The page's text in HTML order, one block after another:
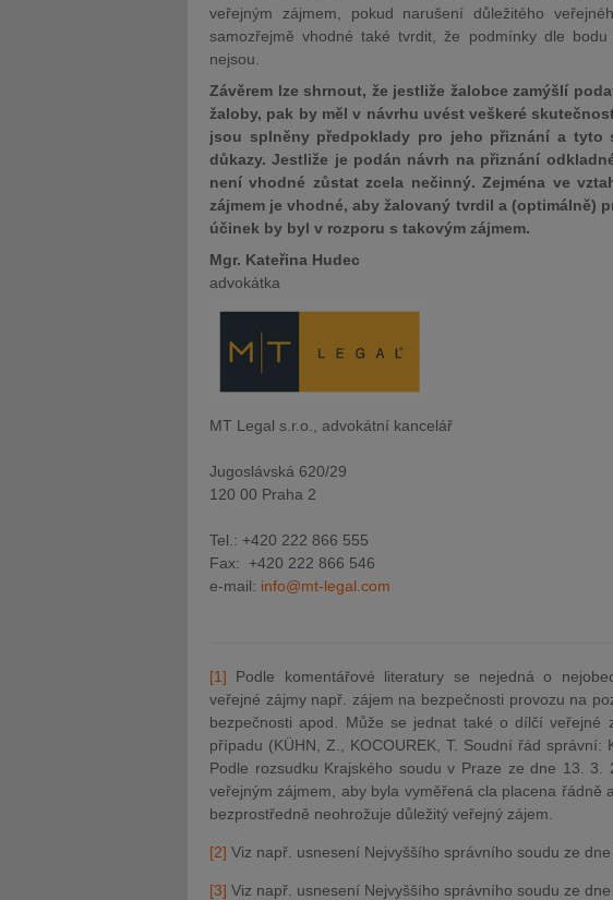
veřejným zájmem, pokud narušení důležitého
samozřejmě vhodné také tvrdit, že podmínky dle
nejsou.
Závěrem lze shrnout, že jestliže žalobce zamýšlí
žaloby, pak by měl v návrhu uvést veškeré
jsou splněny předpoklady pro jeho přiznání a
důkazy. Jestliže je podán návrh na přiznání
není vhodné zůstat zcela nečinný. Zejména ve
zájmem je vhodné, aby žalovaný tvrdil a (optimálně)
účinek by byl v rozporu s takovým zájmem.
Mgr. Kateřina Hudec
advokátka
MT Legal s.r.o., advokátní kancelář
Jugoslávská 620/29
120 00 Praha 2
Tel.: +420 222 866 555
Fax: +420 222 866 546
e-mail: info@mt-legal.com
[1] Podle komentářové literatury se nejedná o
veřejné zájmy např. zájem na bezpečnosti provozu na
bezpečnosti apod. Může se jednat také o dílčí veřejné
případu (KÜHN, Z., KOCOUREK, T. Soudní řád správní:
Podle rozsudku Krajského soudu v Praze ze dne 13.
veřejným zájmem, aby byla vyměřená cla placena řádně
bezprostředně neohrožuje důležitý veřejný zájem.
[2] Viz např. usnesení Nejvyššího správního soudu ze
[3] Viz např. usnesení Nejvyššího správního soudu ze